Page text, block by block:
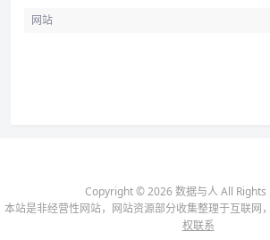
Copyright © 2026 数据与人 All Rights
本站是非经营性网站，网站资源部分收集整理于互联网
权联系